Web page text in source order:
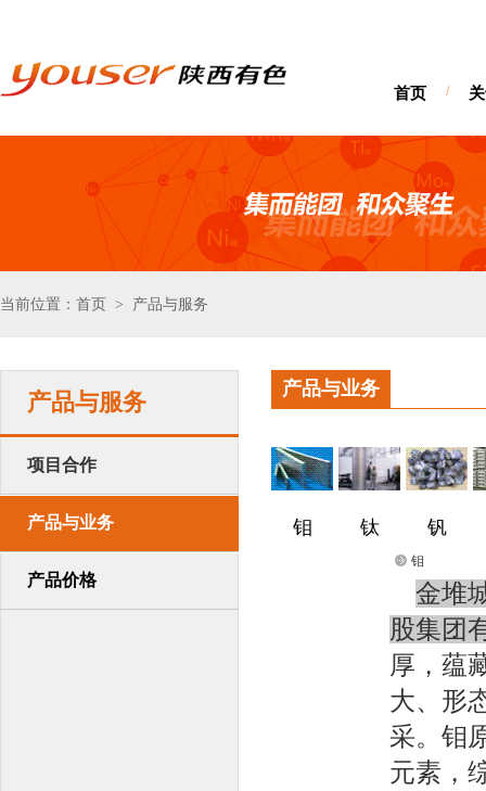
首页 /
当前位置：首页 > 产品与服务
产品与服务
项目合作
产品与业务
产品价格
产品与业务
钼 钛 钒
钼
金堆
股集团
厚，蕴
大、形
采。钼
元素，